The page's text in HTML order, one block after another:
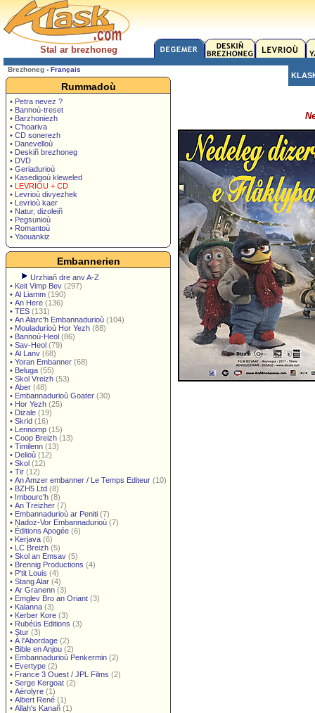
Stal ar brezhoneg
Brezhoneg - Français
Rummadoù
• Petra nevez ?
• Bannoù-treset
• Barzhoniezh
• C'hoariva
• CD sonerezh
• Danevelloù
• Deskiñ brezhoneg
• DVD
• Geriadurioù
• Kasedigoù kleweled
• LEVRIOU + CD
• Levrioù divyezhek
• Levrioù kaer
• Natur, dizoleiñ
• Pegsunioù
• Romantoù
• Yaouankiz
Embannerien
Urzhiañ dre anv A-Z
• Keit Vimp Bev (297)
• Al Liamm (190)
• An Here (136)
• TES (131)
• An Alarc'h Embannadurioù (104)
• Mouladurioù Hor Yezh (88)
• Bannoù-Heol (86)
• Sav-Heol (79)
• Al Lanv (68)
• Yoran Embanner (68)
• Beluga (55)
• Skol Vreizh (53)
• Aber (48)
• Embannadurioù Goater (30)
• Hor Yezh (25)
• Dizale (19)
• Skrid (16)
• Lennomp (15)
• Coop Breizh (13)
• Timilenn (13)
• Delioù (12)
• Skol (12)
• Tir (12)
• An Amzer embanner / Le Temps Editeur (10)
• BZH5 Ltd (8)
• Imbourc'h (8)
• An Treizher (7)
• Embannadurioù ar Peniti (7)
• Nadoz-Vor Embannadurioù (7)
• Éditions Apogée (6)
• Kerjava (6)
• LC Breizh (5)
• Skol an Emsav (5)
• Brennig Productions (4)
• P'tit Louis (4)
• Stang Alar (4)
• Ar Granenn (3)
• Emglev Bro an Oriant (3)
• Kalanna (3)
• Kerber Kore (3)
• Rubéüs Editions (3)
• Stur (3)
• À l'Abordage (2)
• Bible en Anjou (2)
• Embannadurioù Penkermin (2)
• Evertype (2)
• France 3 Ouest / JPL Films (2)
• Serge Kergoat (2)
• Aérolyre (1)
• Albert René (1)
• Allah's Kanañ (1)